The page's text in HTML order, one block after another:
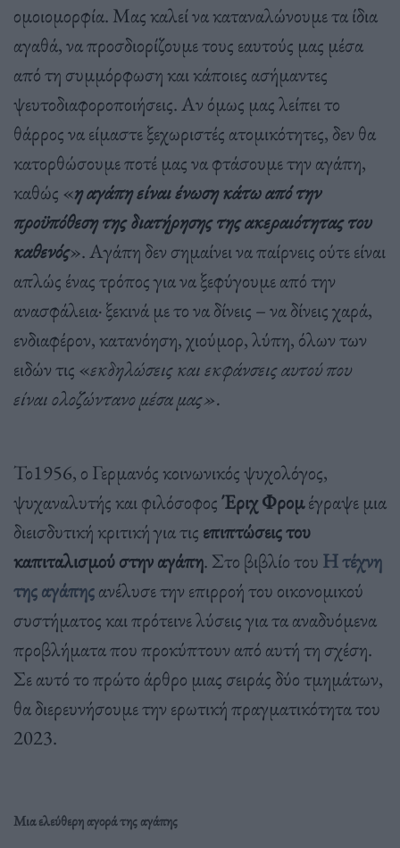
ομοιομορφία. Μας καλεί να καταναλώνουμε τα ίδια
αγαθά, να προσδιορίζουμε τους εαυτούς μας μέσα
από τη συμμόρφωση και κάποιες ασήμαντες
ψευτοδιαφοροποιήσεις. Αν όμως μας λείπει το
θάρρος να είμαστε ξεχωριστές ατομικότητες, δεν θα
κατορθώσουμε ποτέ μας να φτάσουμε την αγάπη,
καθώς «η αγάπη είναι ένωση κάτω από την
προϋπόθεση της διατήρησης της ακεραιότητας του
καθενός». Αγάπη δεν σημαίνει να παίρνεις ούτε είναι
απλώς ένας τρόπος για να ξεφύγουμε από την
ανασφάλεια· ξεκινά με το να δίνεις – να δίνεις χαρά,
ενδιαφέρον, κατανόηση, χιούμορ, λύπη, όλων των
ειδών τις «εκδηλώσεις και εκφάνσεις αυτού που
είναι ολοζώντανο μέσα μας».
Το1956, ο Γερμανός κοινωνικός ψυχολόγος,
ψυχαναλυτής και φιλόσοφοςΈριχ Φρομέγραψε μια
διεισδυτική κριτική για τις επιπτώσεις του
καπιταλισμού στην αγάπη. Στο βιβλίο του Η τέχνη
της αγάπηςανέλυσε την επιρροή του οικονομικού
συστήματος και πρότεινε λύσεις για τα αναδυόμενα
προβλήματα που προκύπτουν από αυτή τη σχέση.
Σε αυτό το πρώτο άρθρο μιας σειράς δύο τμημάτων,
θα διερευνήσουμε την ερωτική πραγματικότητα του
2023.
Μια ελεύθερη αγορά της αγάπης